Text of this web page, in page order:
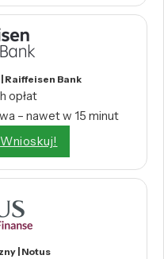
Raiffeisen Bank
opłat
– nawet w 15 minut
Wnioskuj!
| Notus